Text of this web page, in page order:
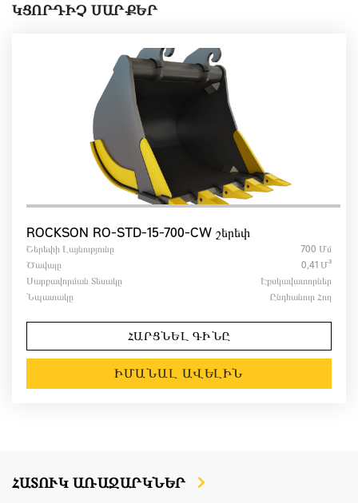
ԿՑՈՐԴԻՉ ՍԱՐՔԵՐ
ROCKSON RO‑STD‑15‑700‑CW շերեփ
Շերեփի Լայնությունը
700 Մմ
Ծավալը
0,41 Մ³
Սարքավորման Տեսակը
Էքսկավատորներ
Նպատակը
Ընդհանուր Հող
ՀԱՐՑՆԵԼ ԳԻՆԸ
ԻՄԱՆԱԼ ԱՎԵԼԻՆ
ՀԱՏՈՒԿ ԱՌԱՋԱՐԿՆԵՐ